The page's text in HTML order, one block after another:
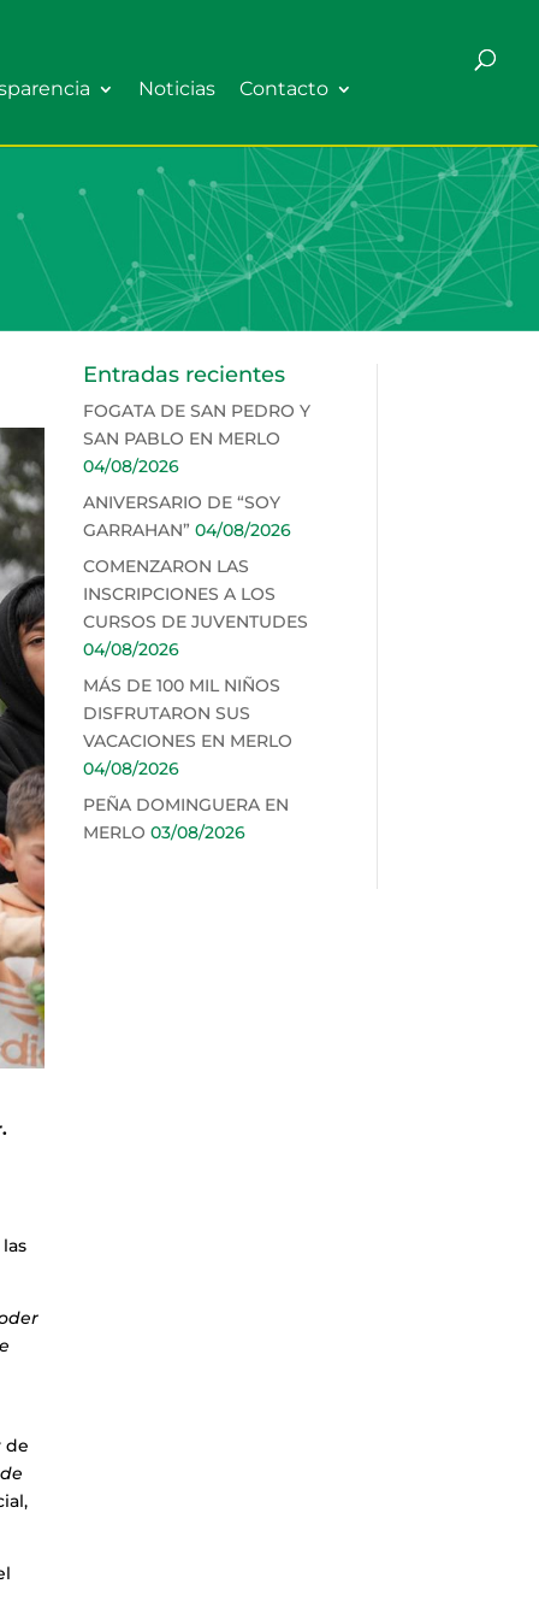
Noticias Contacto
de
Entradas recientes
FOGATA DE SAN PEDRO Y
SAN PABLO EN MERLO
04/08/2026
ANIVERSARIO DE “SOY
GARRAHAN” 04/08/2026
COMENZARON LAS
INSCRIPCIONES A LOS
CURSOS DE JUVENTUDES
04/08/2026
MÁS DE 100 MIL NIÑOS
DISFRUTARON SUS
VACACIONES EN MERLO
04/08/2026
PEÑA DOMINGUERA EN
MERLO 03/08/2026